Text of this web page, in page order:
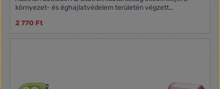
környezet- és éghajlatvédelem területén végzett
2 770 Ft